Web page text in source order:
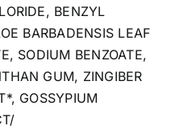
BENZYL
BARBADENSIS LEAF
SODIUM BENZOATE,
GUM, ZINGIBER
GOSSYPIUM